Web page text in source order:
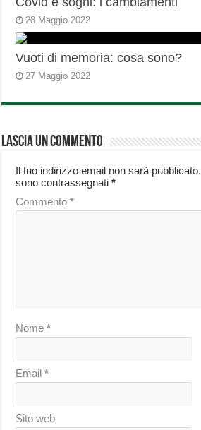
28 Maggio 2022
Vuoti di memoria: cosa sono?
27 Maggio 2022
Lascia un commento
Il tuo indirizzo email non sarà pubblicato.
sono contrassegnati*
Commento*
Nome*
Email*
Sito web